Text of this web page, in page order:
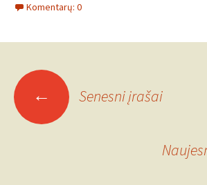
Komentarų: 0
Įrašo
navigacija
← Senesni įrašai